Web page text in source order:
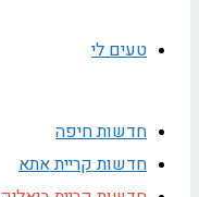
טעים לי
חדשות חיפה
חדשות קריית אתא